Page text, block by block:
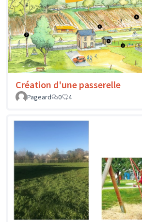
Création d'une passerelle
Pageard
0 4